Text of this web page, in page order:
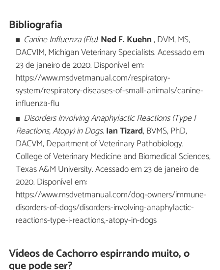
Bibliografia
Canine Influenza (Flu). Ned F. Kuehn, DVM, MS,
DACVIM, Michigan Veterinary Specialists. Acessado em
23 de janeiro de 2020. Disponível em:
https://www.msdvetmanual.com/respiratory-
system/respiratory-diseases-of-small-animals/canine-
influenza-flu
Disorders Involving Anaphylactic Reactions (Type I
Reactions, Atopy) in Dogs. Ian Tizard, BVMS, PhD,
DACVM, Department of Veterinary Pathobiology,
College of Veterinary Medicine and Biomedical Sciences,
Texas A&M University. Acessado em 23 de janeiro de
2020. Disponível em:
https://www.msdvetmanual.com/dog-owners/immune-
disorders-of-dogs/disorders-involving-anaphylactic-
reactions-type-i-reactions,-atopy-in-dogs
Vídeos de Cachorro espirrando muito, o
que pode ser?